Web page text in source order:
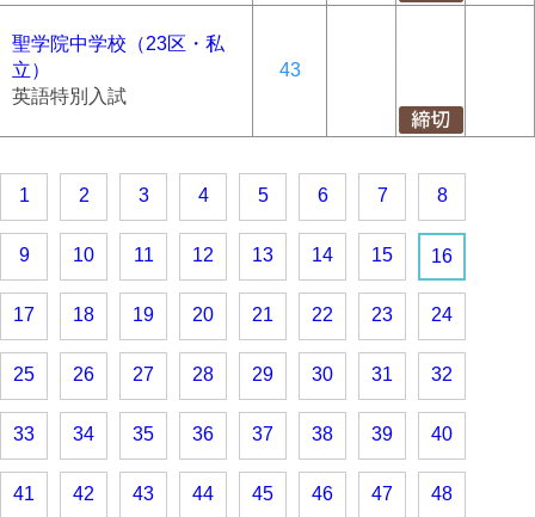
聖学院中学校（23区・私
立）
英語特別入試
43
1 2 3 4 5 6 7 8
9 10 11 12 13 14 15 16
17 18 19 20 21 22 23 24
25 26 27 28 29 30 31 32
33 34 35 36 37 38 39 40
41 42 43 44 45 46 47 48